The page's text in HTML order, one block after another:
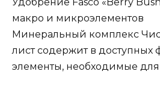
макро и микроэлементов
Минеральный комплекс
лист содержит в доступных
элементы, необходимые